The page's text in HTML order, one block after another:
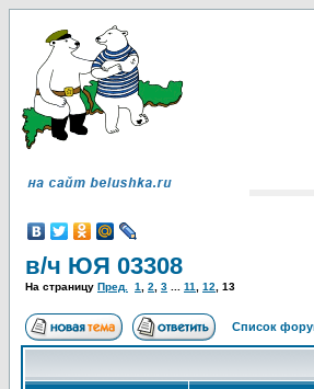
в/ч ЮЯ 03308
На страницу Пред. 1 2 3 11 12 13
Список